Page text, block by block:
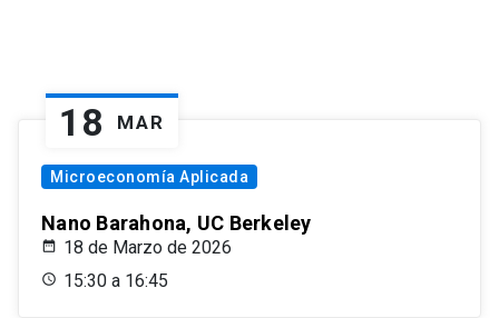
18 MAR
Microeconomía Aplicada
Nano Barahona, UC Berkeley
18 de Marzo de 2026
15:30 a 16:45